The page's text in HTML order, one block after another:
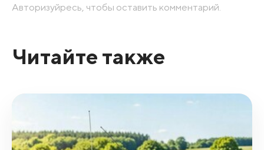
Авторизуйресь, чтобы оставить комментарий.
Читайте также